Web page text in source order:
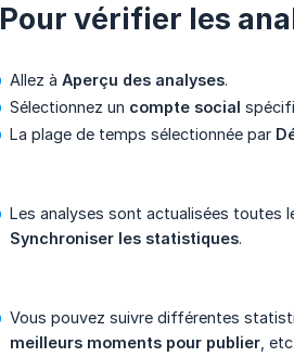
Pour vérifier les
Allez à Aperçu des analyses.
Sélectionnez un compte social
La plage de temps sélectionnée par
Les analyses sont actualisées toutes
Synchroniser les statistiques.
Vous pouvez suivre différentes
meilleurs moments pour publier ,